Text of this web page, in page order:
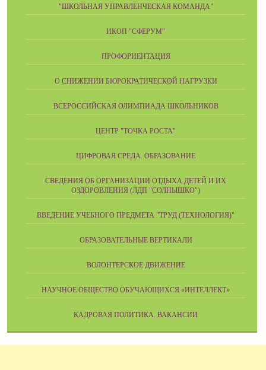
"ШКОЛЬНАЯ УПРАВЛЕНЧЕСКАЯ КОМАНДА"
ИКОП "СФЕРУМ"
ПРОФОРИЕНТАЦИЯ
О СНИЖЕНИИ БЮРОКРАТИЧЕСКОЙ НАГРУЗКИ
ВСЕРОССИЙСКАЯ ОЛИМПИАДА ШКОЛЬНИКОВ
ЦЕНТР "ТОЧКА РОСТА"
ЦИФРОВАЯ СРЕДА. ОБРАЗОВАНИЕ
СВЕДЕНИЯ ОБ ОРГАНИЗАЦИИ ОТДЫХА ДЕТЕЙ И ИХ
ОЗДОРОВЛЕНИЯ (ЛДП "СОЛНЫШКО")
ВВЕДЕНИЕ УЧЕБНОГО ПРЕДМЕТА "ТРУД (ТЕХНОЛОГИЯ)"
ОБРАЗОВАТЕЛЬНЫЕ ВЕРТИКАЛИ
ВОЛОНТЕРСКОЕ ДВИЖЕНИЕ
НАУЧНОЕ ОБЩЕСТВО ОБУЧАЮЩИХСЯ «ИНТЕЛЛЕКТ»
КАДРОВАЯ ПОЛИТИКА. ВАКАНСИИ